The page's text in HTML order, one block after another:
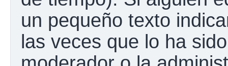
un pequeño texto
las veces que lo ha